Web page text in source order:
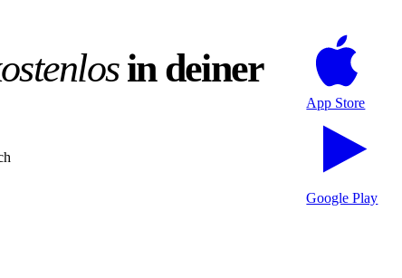
in deiner
App Store
Google Play